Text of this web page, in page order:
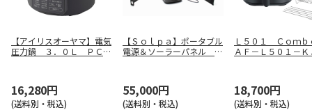
【アイリスオーヤマ】電気
圧力鍋 ３．０Ｌ ＰＣ－
16,280円
(送料別・税込)
【Ｓｏｌｐａ】ポータブル
電源＆ソーラーパネル Ｅ
55,000円
(送料別・税込)
Ｌ５０１ Ｃｏｍ
ＡＦ－Ｌ５０１－Ｋ
18,700円
(送料別・税込)